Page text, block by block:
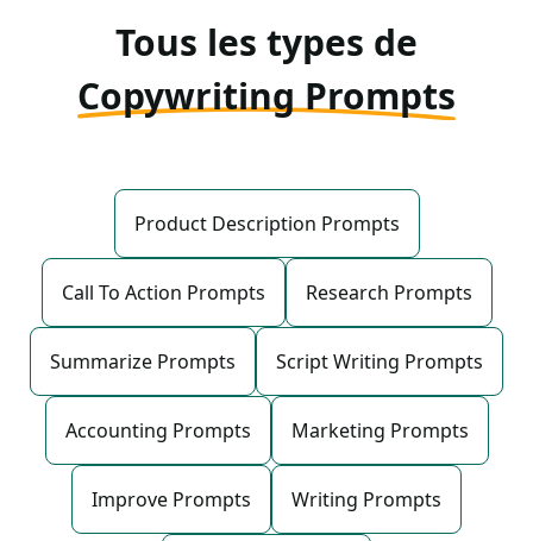
Tous les types de
Copywriting Prompts
Product Description Prompts
Call To Action Prompts Research Prompts
Summarize Prompts Script Writing Prompts
Accounting Prompts Marketing Prompts
Improve Prompts Writing Prompts